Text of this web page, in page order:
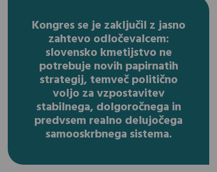
Kongres se je zaključil z jasno
zahtevo odločevalcem:
slovensko kmetijstvo ne
potrebuje novih papirnatih
strategij, temveč politično
voljo za vzpostavitev
stabilnega, dolgoročnega in
predvsem realno delujočega
samooskrbnega sistema.